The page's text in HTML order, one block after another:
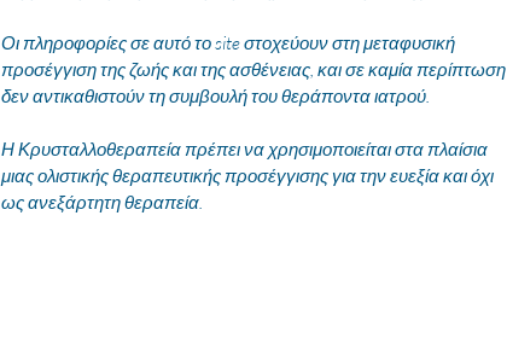
Οι πληροφορίες σε αυτό το site στοχεύουν στη μεταφυσική
προσέγγιση της ζωής και της ασθένειας, και σε καμία περίπτωση
δεν αντικαθιστούν τη συμβουλή του θεράποντα ιατρού.
Η Κρυσταλλοθεραπεία πρέπει να χρησιμοποιείται στα πλαίσια
μιας ολιστικής θεραπευτικής προσέγγισης για την ευεξία και όχι
ως ανεξάρτητη θεραπεία.